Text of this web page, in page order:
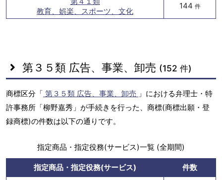
教育、娯楽、スポーツ、文化
144 件
第３５類 広告、事業、卸売 (152 件)
商標区分「 第３５類 広告、事業、卸売 」における弁理士・特
許事務所「柳野嘉秀」が手続きを行った、商標(商標出願・登
録商標)の件数は以下の通りです。
指定商品・指定役務(サービス)一覧 (全期間)
指定商品・指定役務(サービス)
件数